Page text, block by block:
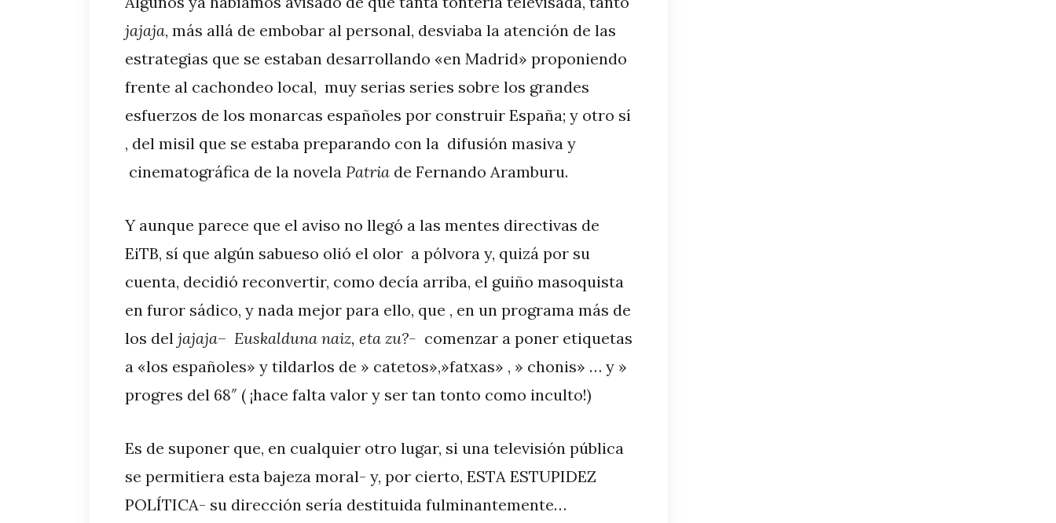
jajaja, más allá de embobar al personal, desviaba la atención de las
estrategias que se estaban desarrollando «en Madrid» proponiendo
frente al cachondeo local, muy serias series sobre los grandes
esfuerzos de los monarcas españoles por construir España; y otro sí
, del misil que se estaba preparando con la difusión masiva y
cinematográfica de la novela Patria de Fernando Aramburu.
Y aunque parece que el aviso no llegó a las mentes directivas de
EiTB, sí que algún sabueso olió el olor a pólvora y, quizá por su
cuenta, decidió reconvertir, como decía arriba, el guiño masoquista
en furor sádico, y nada mejor para ello, que , en un programa más de
los del jajaja– Euskalduna naiz, eta zu?- comenzar a poner etiquetas
a «los españoles» y tildarlos de » catetos»,»fatxas» , » chonis» … y »
progres del 68″ ( ¡hace falta valor y ser tan tonto como inculto!)
Es de suponer que, en cualquier otro lugar, si una televisión pública
se permitiera esta bajeza moral- y, por cierto, ESTA ESTUPIDEZ
POLÍTICA- su dirección sería destituida fulminantemente…